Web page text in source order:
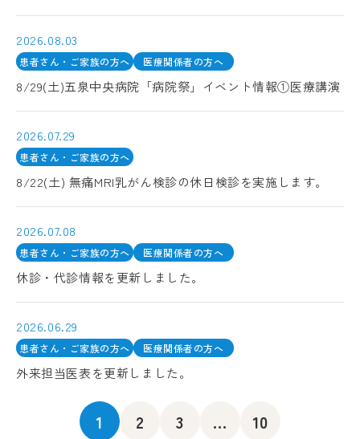
2026.08.03
患者さん・ご家族の方へ 医療関係者の方へ
8/29(土)五泉中央病院「病院祭」イベント情報①医療講演
2026.07.29
患者さん・ご家族の方へ
8/22(土) 無痛MRI乳がん検診の休日検診を実施します。
2026.07.08
患者さん・ご家族の方へ 医療関係者の方へ
休診・代診情報を更新しました。
2026.06.29
患者さん・ご家族の方へ 医療関係者の方へ
外来担当医表を更新しました。
1 2 3 ... 10